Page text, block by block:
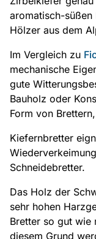
aromatisch-süßen
Hölzer aus dem
Im Vergleich zu
mechanische
gute
Bauholz oder
Form von
Kiefernbretter
Schneidebretter.
Das Holz der
sehr hohen
Bretter so gut wie
diesem Grund